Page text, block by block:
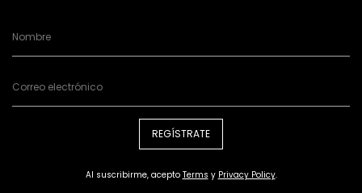
REGÍSTRATE
Al suscribirme, acepto Terms y Privacy Policy.